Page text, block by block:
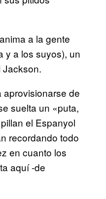
a la gente
y a los suyos), un
Jackson.
aprovisionarse de
suelta un «puta,
el Espanyol
recordando todo
en cuanto los
aquí -de